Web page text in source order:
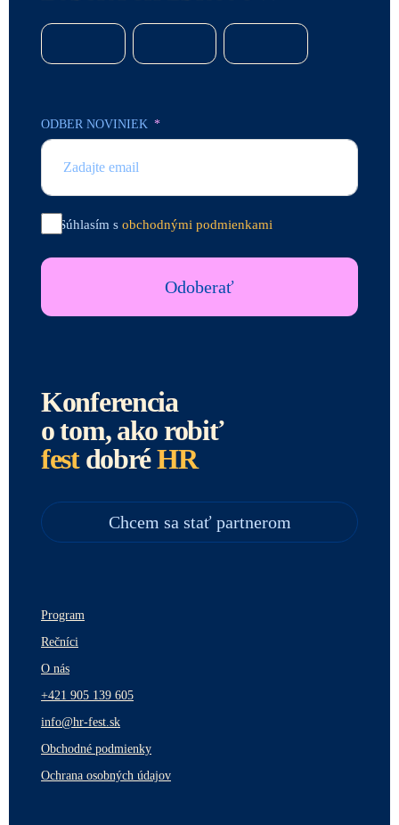
ODBER NOVINIEK
Súhlasím s obchodnými podmienkami
Odoberať
Konferencia
o tom, ako robiť
festdobréHR
Chcem sa stať partnerom
Program
Rečníci
O nás
+421 905 139 605
info@hr-fest.sk
Obchodné podmienky
Ochrana osobných údajov